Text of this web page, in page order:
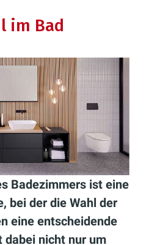
im Bad
Badezimmers ist eine
bei der die Wahl der
eine entscheidende
dabei nicht nur um